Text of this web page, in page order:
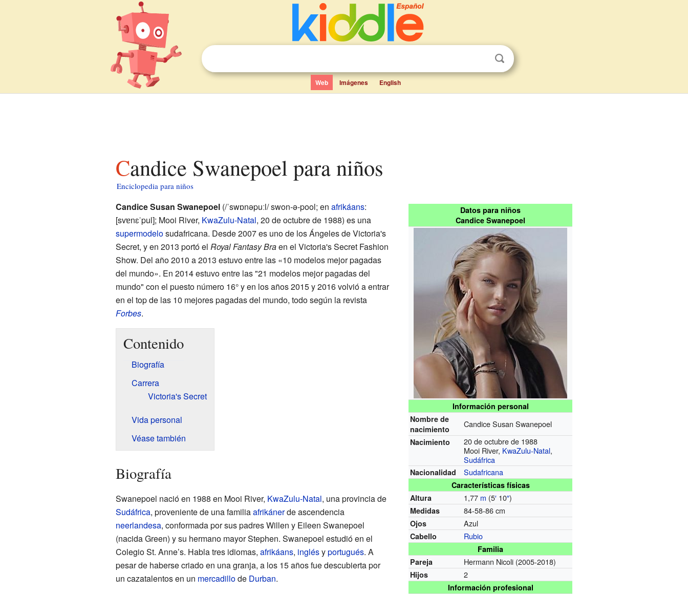
Web Imágenes English
Candice Swanepoel para niños
Enciclopedia para niños
Datos para niños
Candice Swanepoel
Información personal
Nombre de
nacimiento
Candice Susan Swanepoel
Nacimiento
20 de octubre de 1988
Mooi River, KwaZulu-Natal,
Sudáfrica
Nacionalidad Sudafricana
Características físicas
Altura
1,77 m (5′ 10″)
Medidas 84-58-86 cm
Ojos Azul
Cabello Rubio
Familia
Pareja
Hermann Nicoli (2005-2018)
Hijos 2
Información profesional
Candice Susan Swanepoel(/ˈswɒnəpuːl/ swon-ə-pool; en afrikáans:
[svɐnɛˈpul]; Mooi River, KwaZulu-Natal, 20 de octubre de 1988) es una
supermodelosudafricana. Desde 2007 es uno de los Ángeles de Victoria's
Secret, y en 2013 portó el Royal Fantasy Braen el Victoria's Secret Fashion
Show. Del año 2010 a 2013 estuvo entre las «10 modelos mejor pagadas
del mundo». En 2014 estuvo entre las "21 modelos mejor pagadas del
mundo" con el puesto número 16° y en los años 2015 y 2016 volvió a entrar
en el top de las 10 mejores pagadas del mundo, todo según la revista
Forbes.
Contenido
Biografía
Carrera
Victoria's Secret
Vida personal
Véase también
Biografía
Swanepoel nació en 1988 en Mooi River, KwaZulu-Natal, una provincia de
Sudáfrica, proveniente de una familiaafrikánerde ascendencia
neerlandesa, conformada por sus padres Willen y Eileen Swanepoel
(nacida Green) y su hermano mayor Stephen. Swanepoel estudió en el
Colegio St. Anne’s. Habla tres idiomas, afrikáans, inglésyportugués. A
pesar de haberse criado en una granja, a los 15 años fue descubierta por
un cazatalentos en un mercadillode Durban.